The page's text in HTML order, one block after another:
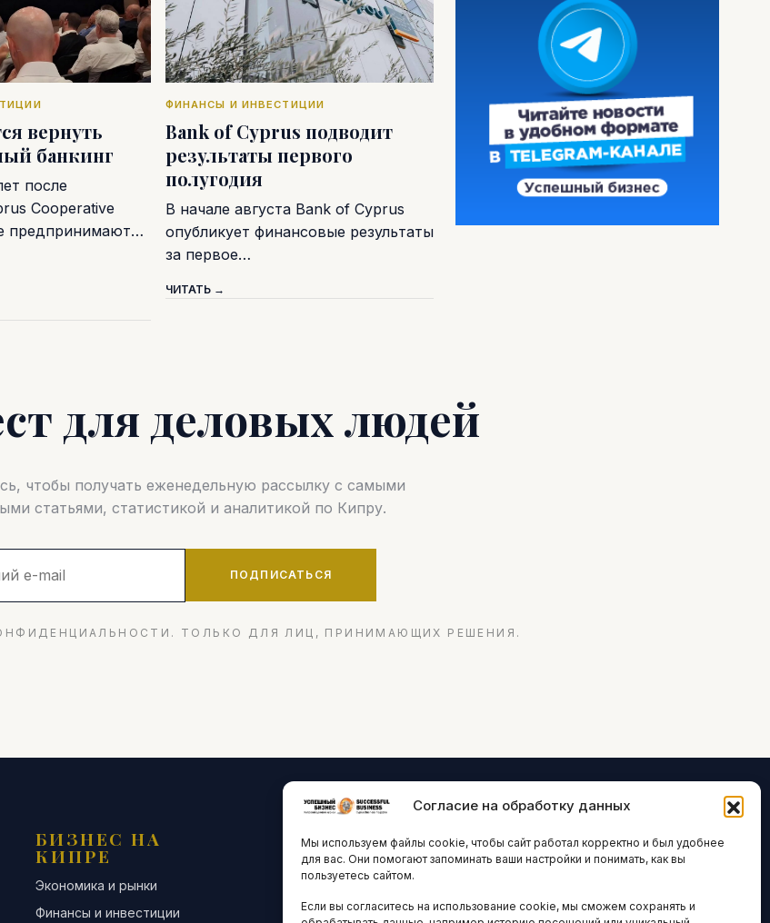
Согласие на обработку данных
Мы используем файлы cookie, чтобы сайт работал корректно и был удобнее
для вас. Они помогают запоминать ваши настройки и понимать, как вы
пользуетесь сайтом.
Если вы согласитесь на использование cookie, мы сможем сохранять и
вернуть
банкинг
после
Cooperative
предпринимают…
ФИНАНСЫ И ИНВЕСТИЦИИ
Bank of Cyprus подводит
результаты первого
полугодия
В начале августа Bank of Cyprus
опубликует финансовые результаты
за первое…
ЧИТАТЬ →
для деловых людей
чтобы получать еженедельную рассылку с самыми
статьями, статистикой и аналитикой по Кипру.
ПОДПИСАТЬСЯ
ТОЛЬКО ДЛЯ ЛИЦ, ПРИНИМАЮЩИХ РЕШЕНИЯ.
БИЗНЕС НА
КИПРЕ
Экономика и рынки
Финансы и инвестиции
ТЕХНОЛОГИИ И
ИННОВАЦИИ
Стартапы и исследования
Цифровая экономика
ARTICLES IN
ENGLISH
НАВИГАЦИЯ